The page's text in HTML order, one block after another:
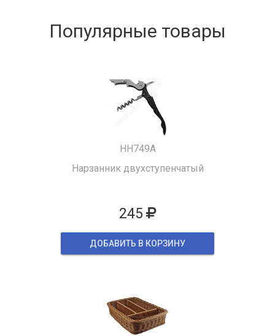
Популярные товары
HH749A
Нарзанник двухступенчатый
245
ДОБАВИТЬ В КОРЗИНУ